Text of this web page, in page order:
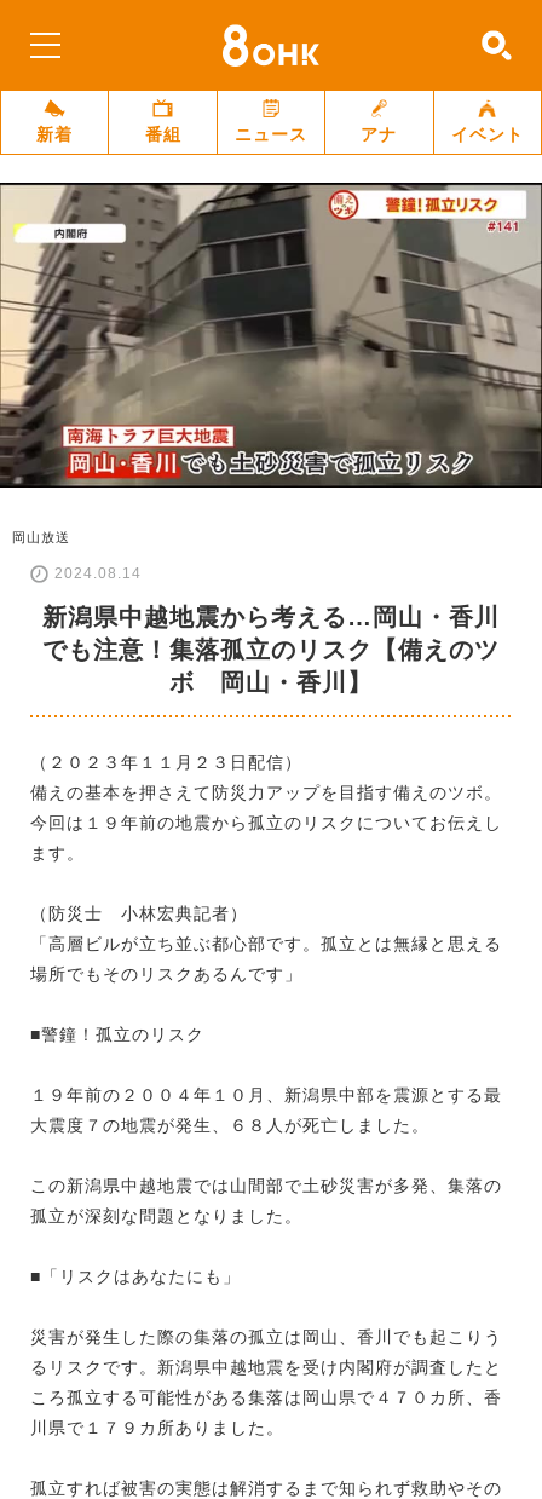
新着 番組 ニュース アナ イベント
岡山放送
2024.08.14
新潟県中越地震から考える…岡山・香川
でも注意！集落孤立のリスク【備えのツ
ボ 岡山・香川】
（２０２３年１１月２３日配信）
備えの基本を押さえて防災力アップを目指す備えのツボ。
今回は１９年前の地震から孤立のリスクについてお伝えし
ます。
（防災士 小林宏典記者）
「高層ビルが立ち並ぶ都心部です。孤立とは無縁と思える
場所でもそのリスクあるんです」
■警鐘！孤立のリスク
１９年前の２００４年１０月、新潟県中部を震源とする最
大震度７の地震が発生、６８人が死亡しました。
この新潟県中越地震では山間部で土砂災害が多発、集落の
孤立が深刻な問題となりました。
■「リスクはあなたにも」
災害が発生した際の集落の孤立は岡山、香川でも起こりう
るリスクです。新潟県中越地震を受け内閣府が調査したと
ころ孤立する可能性がある集落は岡山県で４７０カ所、香
川県で１７９カ所ありました。
孤立すれば被害の実態は解消するまで知られず救助やその